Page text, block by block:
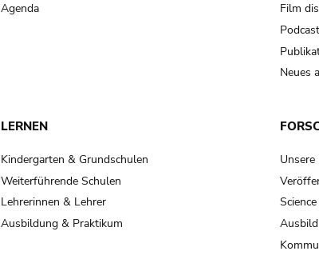
Agenda
Film
Neues
LERNEN
Kindergarten & Grundschulen
Weiterführende Schulen
Lehrerinnen & Lehrer
Ausbildung & Praktikum